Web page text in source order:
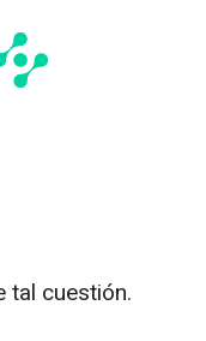
tal cuestión.